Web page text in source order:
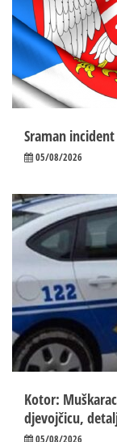
Sraman
05/08/2026
Kotor:
djevojčicu,
05/08/2026